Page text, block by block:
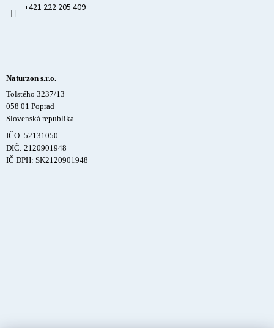
+421 222 205 409
Naturzon s.r.o.
Tolstého 3237/13
058 01 Poprad
Slovenská republika
IČO: 52131050
DIČ: 2120901948
IČ DPH: SK2120901948